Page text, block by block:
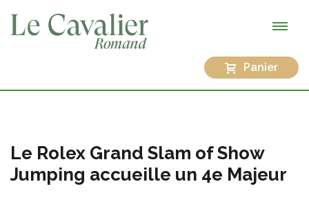
Panier
Le Rolex Grand Slam of Show
Jumping accueille un 4e Majeur